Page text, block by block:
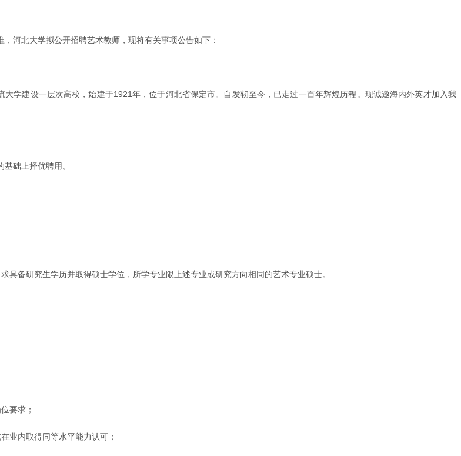
河北大学拟公开招聘艺术教师，现将有关事项公告如下：
学建设一层次高校，始建于1921年，位于河北省保定市。自发轫至今，已走过一百年辉煌历程。现诚邀海内外英才加入我
础上择优聘用。
备研究生学历并取得硕士学位，所学专业限上述专业或研究方向相同的艺术专业硕士。
要求；
业内取得同等水平能力认可；